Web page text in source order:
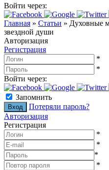
Войти через:
Главная » Статьи » Духовные
звездной души
Авторизация
Регистрация
*
*
Войти через:
Запомнить
Потеряли пароль?
Авторизация
Регистрация
*
*
*
*